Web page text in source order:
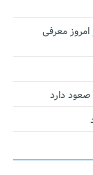
معرفی
دارد